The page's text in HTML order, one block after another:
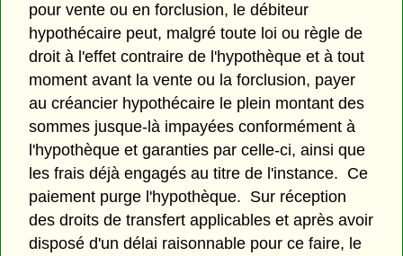
pour vente ou en forclusion, le débiteur
hypothécaire peut, malgré toute loi ou règle de
droit à l'effet contraire de l'hypothèque et à tout
moment avant la vente ou la forclusion, payer
au créancier hypothécaire le plein montant des
sommes jusque-là impayées conformément à
l'hypothèque et garanties par celle-ci, ainsi que
les frais déjà engagés au titre de l'instance. Ce
paiement purge l'hypothèque. Sur réception
des droits de transfert applicables et après avoir
disposé d'un délai raisonnable pour ce faire, le